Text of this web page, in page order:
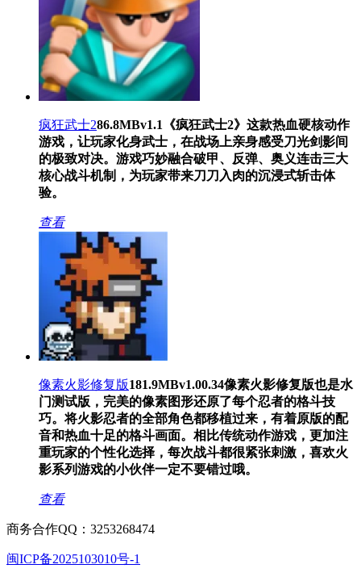
疯狂武士286.8MBv1.1
《疯狂武士2》这款热血硬核动作
游戏，让玩家化身武士，在战场上亲身感受刀光剑影间
的极致对决。游戏巧妙融合破甲、反弹、奥义连击三大
核心战斗机制，为玩家带来刀刀入肉的沉浸式斩击体
验。
查看
像素火影修复版181.9MBv1.00.34像素火影修复版也是水
门测试版，完美的像素图形还原了每个忍者的格斗技
巧。将火影忍者的全部角色都移植过来，有着原版的配
音和热血十足的格斗画面。相比传统动作游戏，更加注
重玩家的个性化选择，每次战斗都很紧张刺激，喜欢火
影系列游戏的小伙伴一定不要错过哦。
查看
商务合作QQ：3253268474
闽ICP备2025103010号-1